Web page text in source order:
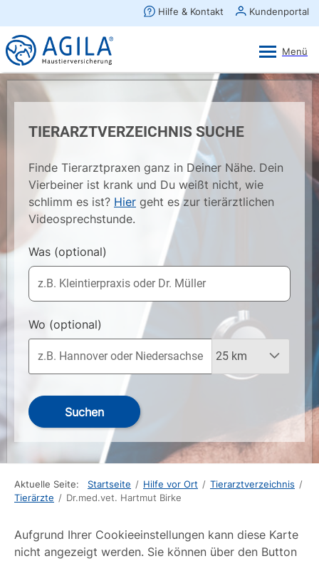
TIERARZTVERZEICHNIS SUCHE
Finde Tierarztpraxen ganz in Deiner Nähe. Dein
Vierbeiner ist krank und Du weißt nicht, wie
schlimm es ist? Hier geht es zur tierärztlichen
Videosprechstunde.
Was (optional)
Wo (optional)
Suchen
Aktuelle Seite: Startseite / Hilfe vor Ort / Tierarztverzeichnis /
Tierärzte / Dr.med.vet. Hartmut Birke
Aufgrund Ihrer Cookieeinstellungen kann diese Karte
nicht angezeigt werden. Sie können über den Button
×
AGILA Kunden-App
Gratis - Im Play Store laden
Ansehen